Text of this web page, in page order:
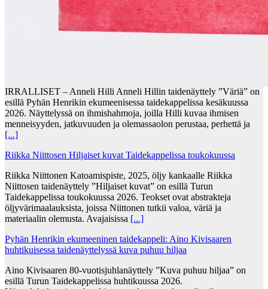
IRRALLISET – Anneli Hilli Anneli Hillin taidenäyttely ”Väriä” on
esillä Pyhän Henrikin ekumeenisessa taidekappelissa kesäkuussa
2026. Näyttelyssä on ihmishahmoja, joilla Hilli kuvaa ihmisen
menneisyyden, jatkuvuuden ja olemassaolon perustaa, perhettä ja
[...]
Riikka Niittosen Hiljaiset kuvat Taidekappelissa toukokuussa
Riikka Niittonen Katoamispiste, 2025, öljy kankaalle Riikka
Niittosen taidenäyttely ”Hiljaiset kuvat” on esillä Turun
Taidekappelissa toukokuussa 2026. Teokset ovat abstrakteja
öljyvärimaalauksista, joissa Niittonen tutkii valoa, väriä ja
materiaalin olemusta. Avajaisissa [...]
Pyhän Henrikin ekumeeninen taidekappeli: Aino Kivisaaren
huhtikuisessa taidenäyttelyssä kuva puhuu hiljaa
Aino Kivisaaren 80-vuotisjuhlanäyttely ”Kuva puhuu hiljaa” on
esillä Turun Taidekappelissa huhtikuussa 2026.